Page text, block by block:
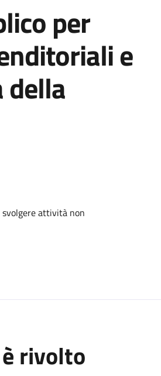
per
e
svolgere attività non
rivolto